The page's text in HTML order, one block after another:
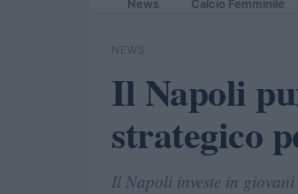
News Calcio Femminile
NEWS
Il Napoli
strategico
Il Napoli investe in